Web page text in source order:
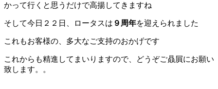
かって行くと思うだけで高揚してきますね
そして今日２２日、ロータスは ９周年を迎えられました
これもお客様の、多大なご支持のおかげです
これからも精進してまいりますので、どうぞご贔屓にお願い
致します。。